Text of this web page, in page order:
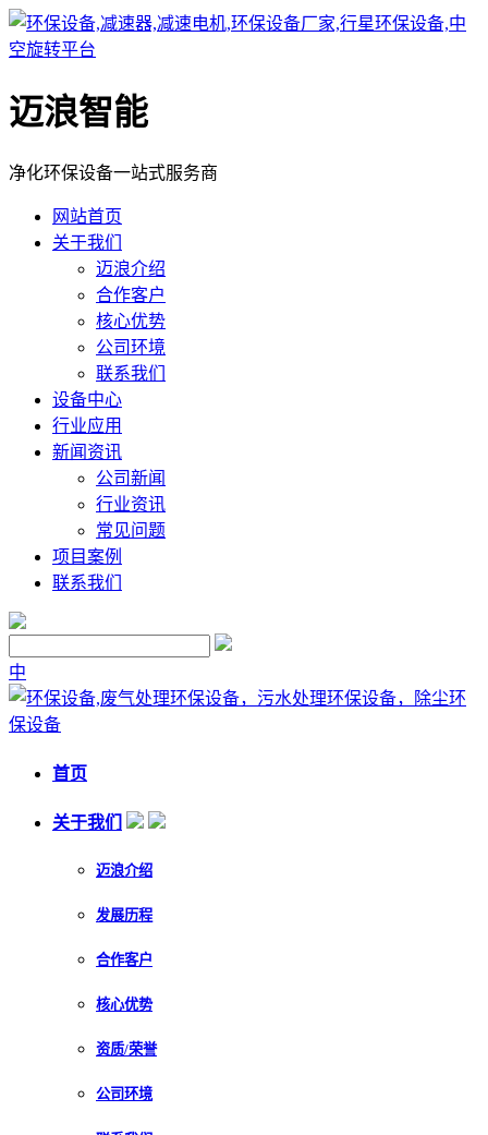
迈浪智能
净化环保设备一站式服务商
网站首页
关于我们
迈浪介绍
合作客户
核心优势
公司环境
联系我们
设备中心
行业应用
新闻资讯
公司新闻
行业资讯
常见问题
项目案例
联系我们
中
首页
关于我们
迈浪介绍
发展历程
合作客户
核心优势
资质/荣誉
公司环境